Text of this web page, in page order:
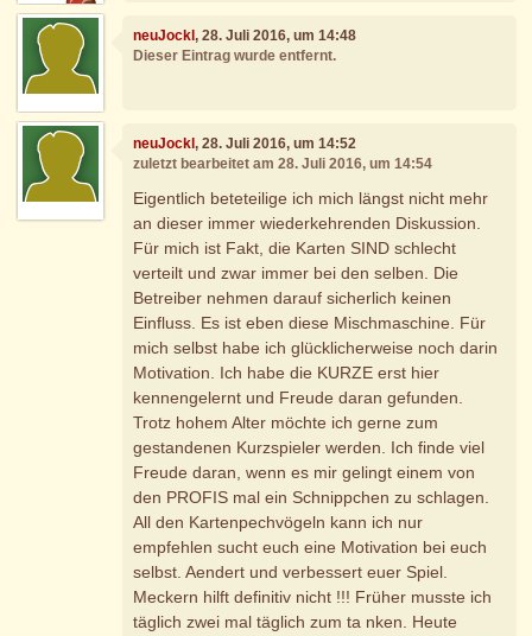
neuJockl, 28. Juli 2016, um 14:48
Dieser Eintrag wurde entfernt.
neuJockl, 28. Juli 2016, um 14:52
zuletzt bearbeitet am 28. Juli 2016, um 14:54
Eigentlich beteteilige ich mich längst nicht mehr
an dieser immer wiederkehrenden Diskussion.
Für mich ist Fakt, die Karten SIND schlecht
verteilt und zwar immer bei den selben. Die
Betreiber nehmen darauf sicherlich keinen
Einfluss. Es ist eben diese Mischmaschine. Für
mich selbst habe ich glücklicherweise noch darin
Motivation. Ich habe die KURZE erst hier
kennengelernt und Freude daran gefunden.
Trotz hohem Alter möchte ich gerne zum
gestandenen Kurzspieler werden. Ich finde viel
Freude daran, wenn es mir gelingt einem von
den PROFIS mal ein Schnippchen zu schlagen.
All den Kartenpechvögeln kann ich nur
empfehlen sucht euch eine Motivation bei euch
selbst. Aendert und verbessert euer Spiel.
Meckern hilft definitiv nicht !!! Früher musste ich
täglich zwei mal täglich zum ta nken. Heute